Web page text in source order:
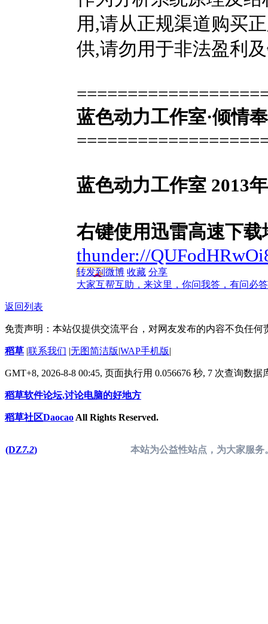
用,请从正规渠道购买
供,请勿用于非法盈利
蓝色动力工作室·倾情
蓝色动力工作室 2013
右键使用迅雷高速下载
thunder://
转发到微博 收藏 分享
大家互帮互助，来这里，你问我答，有问必
返回列表
免责声明：本站仅提供交流平台，对网友发布的内容不负任
稻草 |联系我们 |无图简洁版|WAP手机版|
GMT+8, 2026-8-8 00:45, 页面执行用 0.056676 秒, 7 次查询数
稻草软件论坛,讨论电脑的好地方
稻草社区Daocao All Rights Reserved.
(DZ7.2) 本站为公益性站点，为大家服